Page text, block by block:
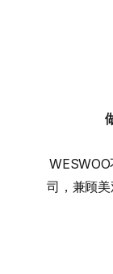
司，兼顾